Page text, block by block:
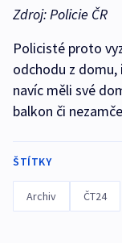
Zdroj: Policie ČR
Policisté proto
odchodu z domu,
navíc měli své
balkon či
ŠTÍTKY
Archiv ČT24